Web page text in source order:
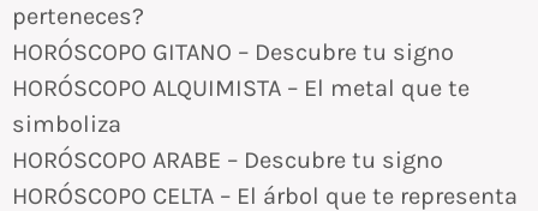
perteneces?
HORÓSCOPO GITANO – Descubre tu signo
HORÓSCOPO ALQUIMISTA – El metal que te
simboliza
HORÓSCOPO ARABE – Descubre tu signo
HORÓSCOPO CELTA – El árbol que te representa